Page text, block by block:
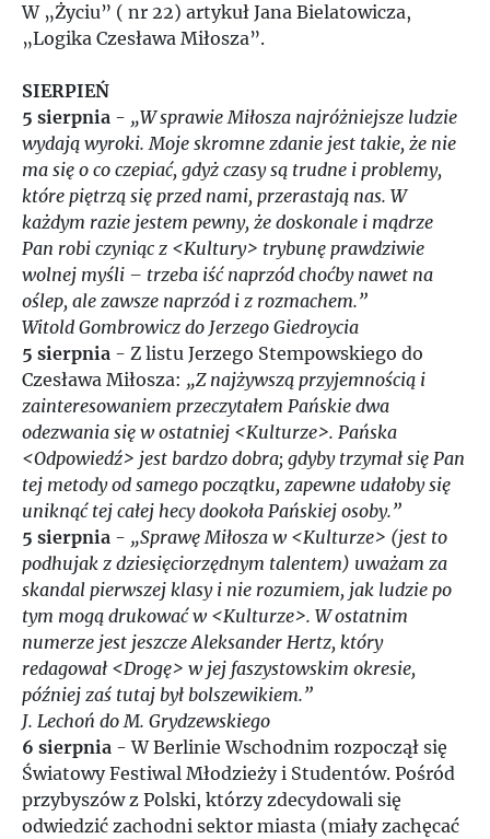
W „Życiu” ( nr 22) artykuł Jana Bielatowicza,
„Logika Czesława Miłosza”.
SIERPIEŃ
5 sierpnia - „W sprawie Miłosza najróżniejsze ludzie
wydają wyroki. Moje skromne zdanie jest takie, że nie
ma się o co czepiać, gdyż czasy są trudne i problemy,
które piętrzą się przed nami, przerastają nas. W
każdym razie jestem pewny, że doskonale i mądrze
Pan robi czyniąc z <Kultury> trybunę prawdziwie
wolnej myśli – trzeba iść naprzód choćby nawet na
oślep, ale zawsze naprzód i z rozmachem.”
Witold Gombrowicz do Jerzego Giedroycia
5 sierpnia - Z listu Jerzego Stempowskiego do
Czesława Miłosza: „Z najżywszą przyjemnością i
zainteresowaniem przeczytałem Pańskie dwa
odezwania się w ostatniej <Kulturze>. Pańska
<Odpowiedź> jest bardzo dobra; gdyby trzymał się Pan
tej metody od samego początku, zapewne udałoby się
uniknąć tej całej hecy dookoła Pańskiej osoby.”
5 sierpnia - „Sprawę Miłosza w <Kulturze> (jest to
podhujak z dziesięciorzędnym talentem) uważam za
skandal pierwszej klasy i nie rozumiem, jak ludzie po
tym mogą drukować w <Kulturze>. W ostatnim
numerze jest jeszcze Aleksander Hertz, który
redagował <Drogę> w jej faszystowskim okresie,
później zaś tutaj był bolszewikiem.”
J. Lechoń do M. Grydzewskiego
6 sierpnia - W Berlinie Wschodnim rozpoczął się
Światowy Festiwal Młodzieży i Studentów. Pośród
przybyszów z Polski, którzy zdecydowali się
odwiedzić zachodni sektor miasta (miały zachęcać